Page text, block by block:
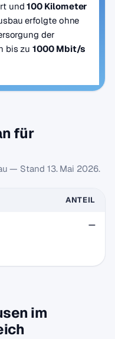
und100 Kilometer
erfolgte ohne
der
bis zu1000 Mbit/s
für
— Stand 13. Mai 2026.
ANTEIL
—
im